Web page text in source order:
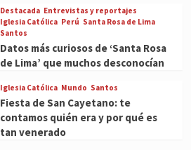
Destacada Entrevistas y reportajes
Iglesia Católica Perú Santa Rosa de Lima
Santos
Datos más curiosos de ‘Santa Rosa
de Lima’ que muchos desconocían
Iglesia Católica Mundo Santos
Fiesta de San Cayetano: te
contamos quién era y por qué es
tan venerado